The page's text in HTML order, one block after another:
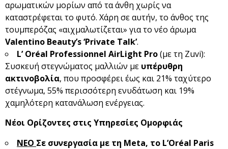
αρωματικών μορίων από τα άνθη χωρίς να
καταστρέφεται το φυτό. Χάρη σε αυτήν, το άνθος της
τουμπερόζας «αιχμαλωτίζεται» για το νέο άρωμα
Valentino Beauty’s‘Private Talk’.
L’ Oréal Professionnel AirLight Pro(με τη Zuvi):
Συσκευή στεγνώματος μαλλιών με υπέρυθρη
ακτινοβολία, που προσφέρει έως και 21% ταχύτερο
στέγνωμα, 55% περισσότερη ενυδάτωση και 19%
χαμηλότερη κατανάλωση ενέργειας.
Νέοι Ορίζοντες στις Υπηρεσίες Ομορφιάς
ΝΕΟ Σε συνεργασία με τη Meta, το L’Oréal Paris